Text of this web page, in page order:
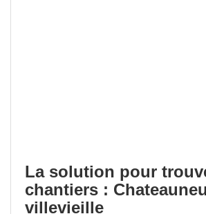
La solution pour
chantiers :
villevieille